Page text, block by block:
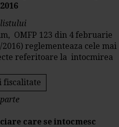
OMFP 123 din 4 februarie
2016) reglementeaza cele mai
referitoare la intocmirea
fiscalitate
care se intocmesc